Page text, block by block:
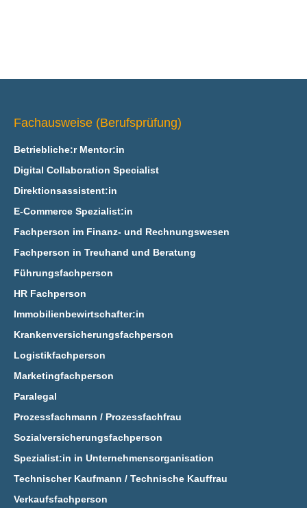
Fachausweise (Berufsprüfung)
Betriebliche:r Mentor:in
Digital Collaboration Specialist
Direktionsassistent:in
E‑Commerce Spezialist:in
Fachperson im Finanz- und Rechnungswesen
Fachperson in Treuhand und Beratung
Führungsfachperson
HR Fachperson
Immobilienbewirtschafter:in
Krankenversicherungsfachperson
Logistikfachperson
Marketingfachperson
Paralegal
Prozessfachmann / Prozessfachfrau
Sozialversicherungsfachperson
Spezialist:in in Unternehmensorganisation
Technischer Kaufmann / Technische Kauffrau
Verkaufsfachperson